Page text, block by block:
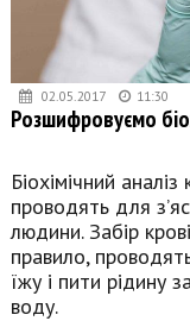
02.05.2017 11:30
Розшифровуємо
Біохімічний
проводять для
людини. Забір
правило,
їжу і пити рідину
воду.